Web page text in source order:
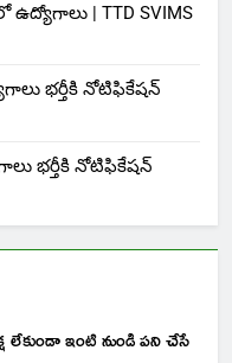
| TTD SVIMS
భర్తీకి నోటిఫికేషన్
భర్తీకి నోటిఫికేషన్
లేకుండా ఇంటి నుండి పని చేసే